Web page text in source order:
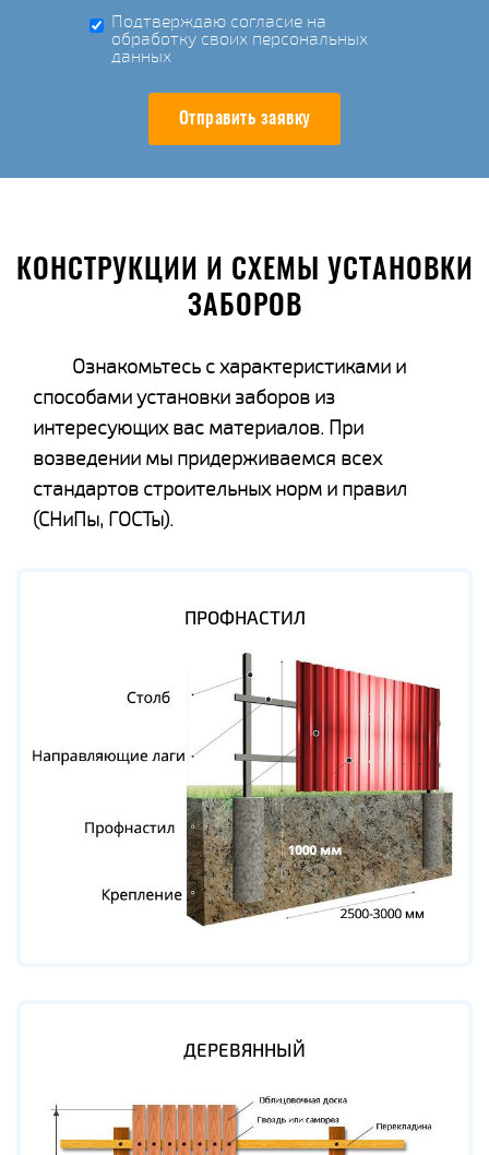
Подтверждаю согласие на
обработку своих персональных
данных
Отправить заявку
КОНСТРУКЦИИ И СХЕМЫ УСТАНОВКИ
ЗАБОРОВ
Ознакомьтесь с характеристиками и
способами установки заборов из
интересующих вас материалов. При
возведении мы придерживаемся всех
стандартов строительных норм и правил
(СНиПы, ГОСТы).
ПРОФНАСТИЛ
ДЕРЕВЯННЫЙ